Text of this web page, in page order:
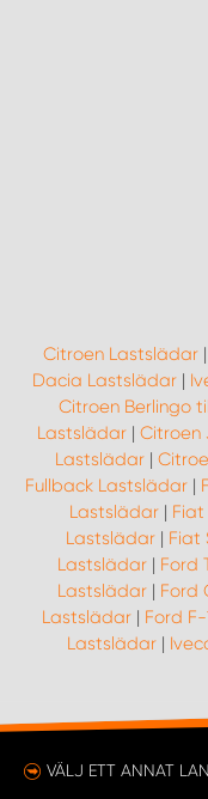
Citroen Lastslädar |
Dacia Lastslädar |
Citroen Berlingo
Lastslädar | Citroen
Lastslädar |
Fullback Lastslädar|
Lastslädar |
Lastslädar | Fiat
Lastslädar| Ford
Lastslädar | Ford
Lastslädar | Ford
Lastslädar|
VÄLJ ETT ANNAT